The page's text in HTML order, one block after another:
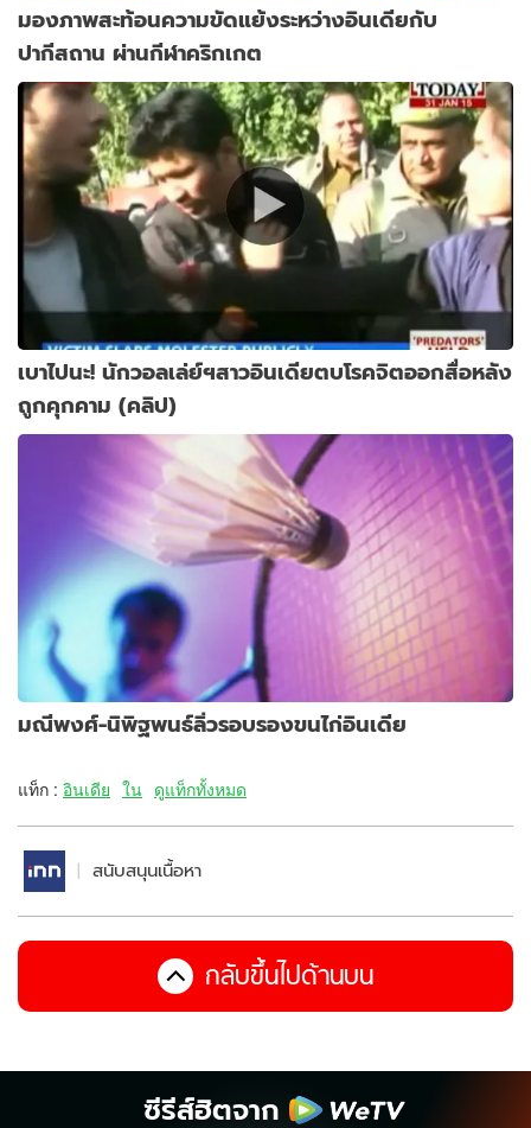
มองภาพสะท้อนความขัดแย้งระหว่างอินเดียกับ
ปากีสถาน ผ่านกีฬาคริกเกต
เบาไปนะ! นักวอลเล่ย์ฯสาวอินเดียตบโรคจิตออกสื่อหลัง
ถูกคุกคาม (คลิป)
มณีพงศ์-นิพิฐพนธ์ลิ่วรอบรองขนไก่อินเดีย
แท็ก : อินเดีย ใน ดูแท็กทั้งหมด
สนับสนุนเนื้อหา
กลับขึ้นไปด้านบน
ซีรีส์ฮิตจาก